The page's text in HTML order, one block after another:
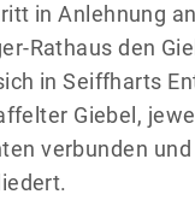
in Anlehnung
Rathaus den
in Seiffharts
Giebel,
verbunden